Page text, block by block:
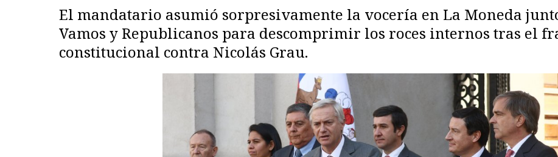
El mandatario asumió sorpresivamente la vocería en La Moneda
Vamos y Republicanos para descomprimir los roces internos tras el
constitucional contra Nicolás Grau.